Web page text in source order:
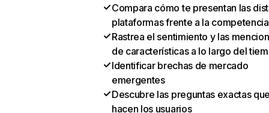
Compara cómo te presentan las
plataformas frente a la competencia
Rastrea el sentimiento y las
de características a lo largo del
Identificar brechas de mercado
emergentes
Descubre las preguntas exactas
hacen los usuarios